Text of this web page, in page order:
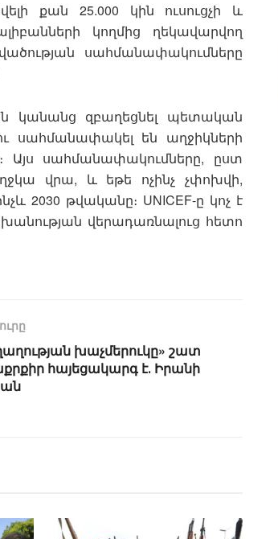
քան 25.000 կին ուսուցչի և
կողմից ղեկավարվող
սահմանափակումները
կանանց զբաղեցնել պետական
սահմանափակել են աղջիկների
Այս սահմանափակումները, ըստ
վրա, և եթե ոչինչ չփոխվի,
2030 թվականը։ UNICEF-ը կոչ է
վերադառնալուց հետո
խաչմերուկը» շատ
հայեցակարգ է․ Իրանի